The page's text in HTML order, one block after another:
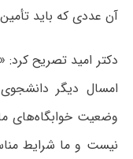
آن عددی که باید
دکتر امید تصریح کرد:
امسال دیگر
وضعیت خوابگاه‌های
نیست و ما شرایط